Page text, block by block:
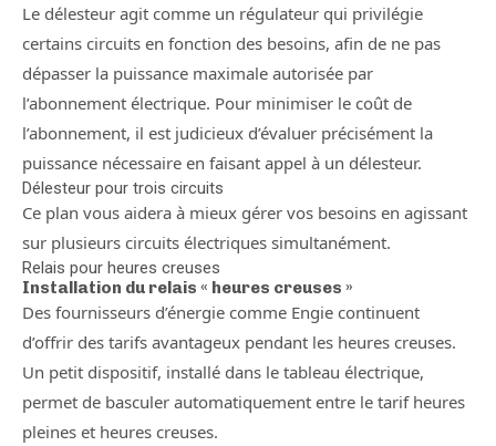
Le délesteur agit comme un régulateur qui privilégie
certains circuits en fonction des besoins, afin de ne pas
dépasser la puissance maximale autorisée par
l’abonnement électrique. Pour minimiser le coût de
l’abonnement, il est judicieux d’évaluer précisément la
puissance nécessaire en faisant appel à un délesteur.
Délesteur pour trois circuits
Ce plan vous aidera à mieux gérer vos besoins en agissant
sur plusieurs circuits électriques simultanément.
Relais pour heures creuses
Installation du relais « heures creuses »
Des fournisseurs d’énergie comme Engie continuent
d’offrir des tarifs avantageux pendant les heures creuses.
Un petit dispositif, installé dans le tableau électrique,
permet de basculer automatiquement entre le tarif heures
pleines et heures creuses.